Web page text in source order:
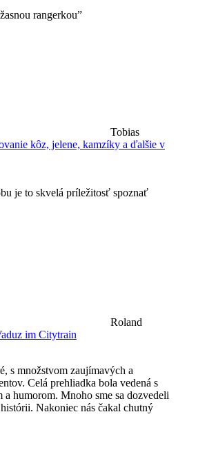
rangerkou”
Tobias
kôz, jelene, kamzíky a ďalšie v
je to skvelá príležitosť spoznať
Roland
im Citytrain
s množstvom zaujímavých a
Celá prehliadka bola vedená s
humorom. Mnoho sme sa dozvedeli
Nakoniec nás čakal chutný